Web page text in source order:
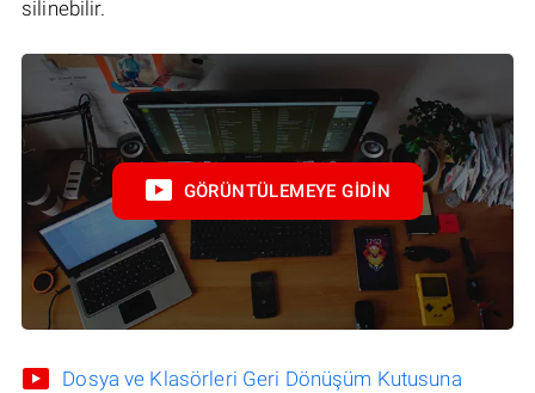
silinebilir.
GÖRÜNTÜLEMEYE GIDIN
Dosya ve Klasörleri Geri Dönüşüm Kutusuna